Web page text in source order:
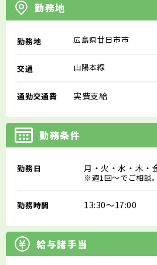
勤務地
勤務地 広島県廿日市市
交通 山陽本線
通勤交通費 実費支給
勤務条件
勤務日 月・火・水・木・
※週1回～でご相談
勤務時間 13:30～17:00
給与諸手当